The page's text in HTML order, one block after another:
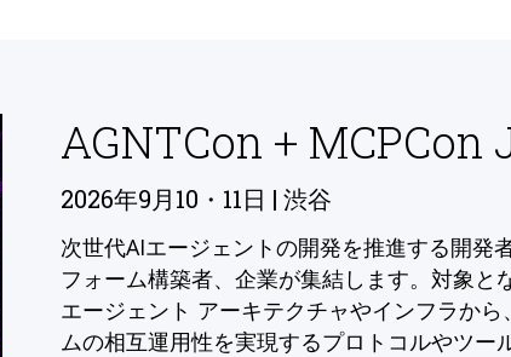
AGNTCon + MCPCon
2026年9月10・11日 | 渋谷
次世代AIエージェントの開発を推進する開発
フォーム構築者、企業が集結します。対象と
エージェント アーキテクチャやインフラか
ムの相互運用性を実現するプロトコルやツー